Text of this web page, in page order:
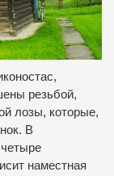
резьбой,
лозы, которые,
В
наместная